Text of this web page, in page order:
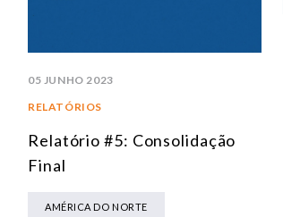
05 JUNHO 2023
RELATÓRIOS
Relatório #5: Consolidação
Final
AMÉRICA DO NORTE